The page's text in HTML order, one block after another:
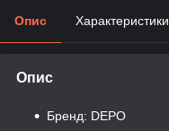
Опис Характеристики
Опис
Бренд: DEPO